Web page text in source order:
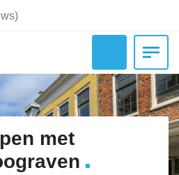
met
.